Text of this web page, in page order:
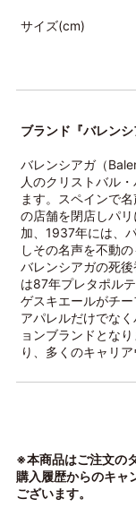
サイズ(cm)
ブランド『バレン
バレンシアガ（
人のクリストバル
ます。スペインで
の店舗を閉店しパ
加、1937年には、
しその名声を不動の
バレンシアガの死
は87年プレタポル
ゲスキエールがチ
アパレルだけでな
ョンブランドとな
り、多くのキャリ
※本商品はご注文の
購入履歴からのキャ
ございます。